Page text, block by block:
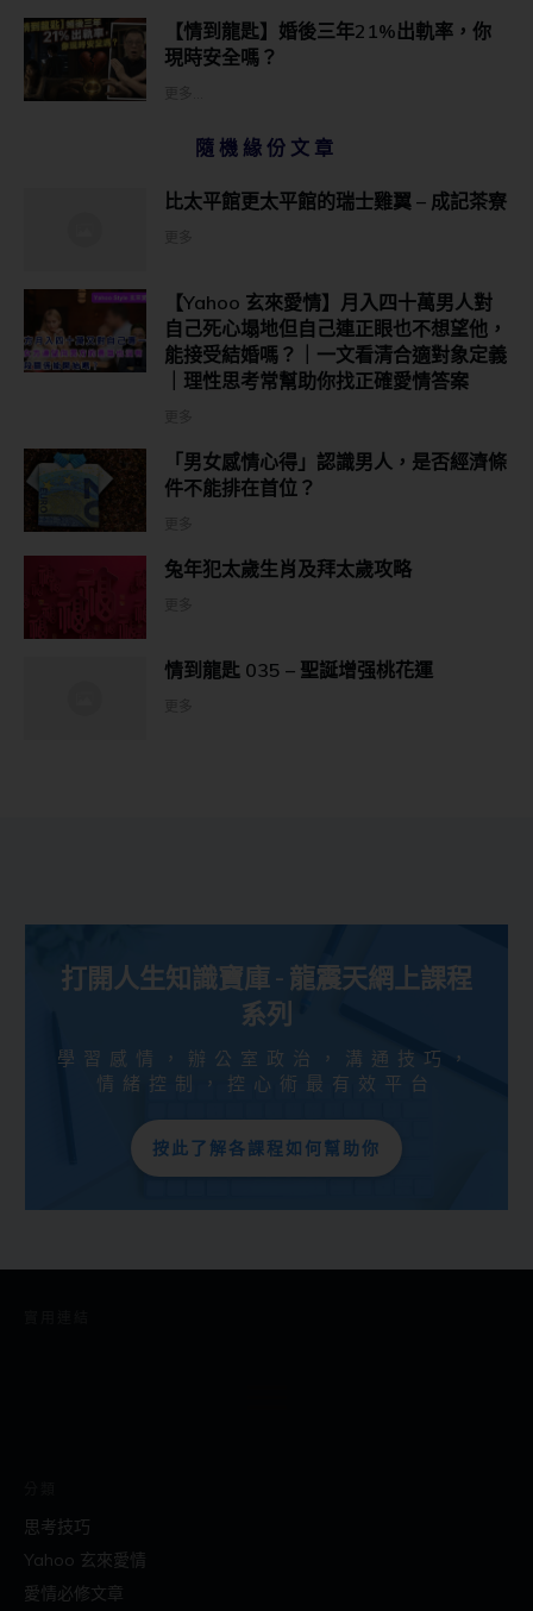
【情到龍匙】婚後三年21%出軌率，你
現時安全嗎？
隨機緣份文章
比太平館更太平館的瑞士雞翼 – 成記茶寮
【Yahoo 玄來愛情】月入四十萬男人對
自己死心塌地但自己連正眼也不想望他，
能接受結婚嗎？｜一文看清合適對象定義
｜理性思考常幫助你找正確愛情答案
「男女感情心得」認識男人，是否經濟條
件不能排在首位？
兔年犯太歲生肖及拜太歲攻略
情到龍匙 035 – 聖誕增强桃花運
打開人生知識寶庫 - 龍震天網上課程
系列
學習感情，辦公室政治，溝通技巧，
情緒控制，控心術最有效平台
按此了解各課程如何幫助你
思考技巧
Yahoo 玄來愛情
愛情必修文章